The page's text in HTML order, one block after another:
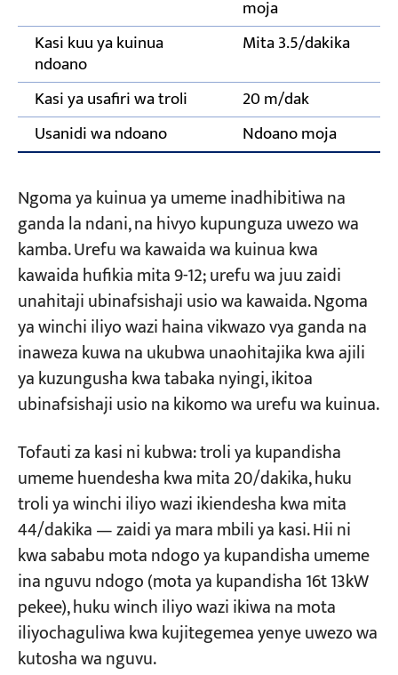
moja
Kasi kuu ya kuinua
ndoano
Mita 3.5/dakika
Kasi ya usafiri wa troli
20 m/dak
Usanidi wa ndoano
Ndoano moja
Ngoma ya kuinua ya umeme inadhibitiwa na
ganda la ndani, na hivyo kupunguza uwezo wa
kamba. Urefu wa kawaida wa kuinua kwa
kawaida hufikia mita 9-12; urefu wa juu zaidi
unahitaji ubinafsishaji usio wa kawaida. Ngoma
ya winchi iliyo wazi haina vikwazo vya ganda na
inaweza kuwa na ukubwa unaohitajika kwa ajili
ya kuzungusha kwa tabaka nyingi, ikitoa
ubinafsishaji usio na kikomo wa urefu wa kuinua.
Tofauti za kasi ni kubwa: troli ya kupandisha
umeme huendesha kwa mita 20/dakika, huku
troli ya winchi iliyo wazi ikiendesha kwa mita
44/dakika — zaidi ya mara mbili ya kasi. Hii ni
kwa sababu mota ndogo ya kupandisha umeme
ina nguvu ndogo (mota ya kupandisha 16t 13kW
pekee), huku winch iliyo wazi ikiwa na mota
iliyochaguliwa kwa kujitegemea yenye uwezo wa
kutosha wa nguvu.